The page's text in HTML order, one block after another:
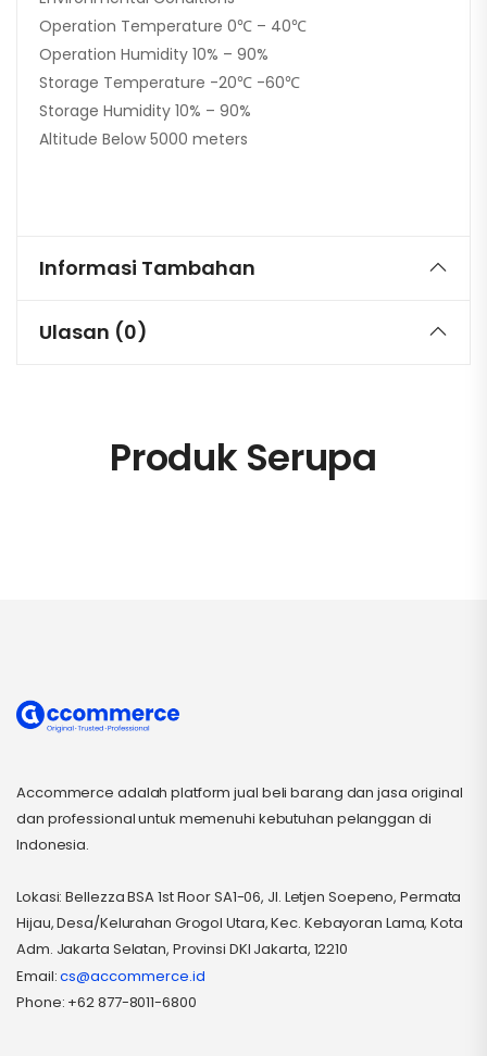
Operation Temperature 0℃ – 40℃
Operation Humidity 10% – 90%
Storage Temperature -20℃ -60℃
Storage Humidity 10% – 90%
Altitude Below 5000 meters
Informasi Tambahan
Ulasan (0)
Produk Serupa
Accommerce adalah platform jual beli barang dan jasa original
dan professional untuk memenuhi kebutuhan pelanggan di
Indonesia.
Lokasi: Bellezza BSA 1st Floor SA1-06, Jl. Letjen Soepeno, Permata
Hijau, Desa/Kelurahan Grogol Utara, Kec. Kebayoran Lama, Kota
Adm. Jakarta Selatan, Provinsi DKI Jakarta, 12210
Email:cs@accommerce.id
Phone: +62 877-8011-6800